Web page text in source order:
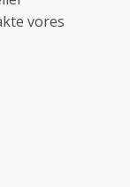
vores